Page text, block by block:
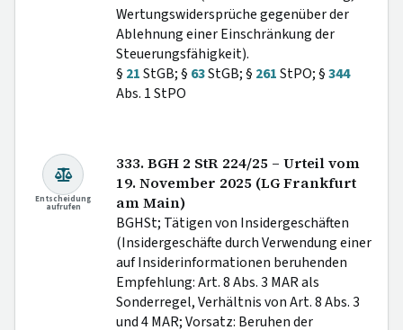
Wertungswidersprüche gegenüber der
Ablehnung einer Einschränkung der
Steuerungsfähigkeit).
§ 21StGB; § 63StGB; § 261StPO; §344
Abs. 1 StPO
Entscheidung
aufrufen
333. BGH 2 StR 224/25 – Urteil vom
19. November 2025 (LG Frankfurt
am Main)
BGHSt; Tätigen von Insidergeschäften
(Insidergeschäfte durch Verwendung einer
auf Insiderinformationen beruhenden
Empfehlung: Art. 8 Abs. 3 MAR als
Sonderregel, Verhältnis von Art. 8 Abs. 3
und 4 MAR; Vorsatz: Beruhen der